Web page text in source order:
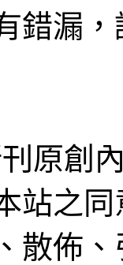
錯漏
刊原創
站之
散佈